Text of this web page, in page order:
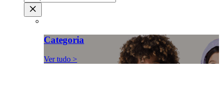
Categoria
Ver tudo >